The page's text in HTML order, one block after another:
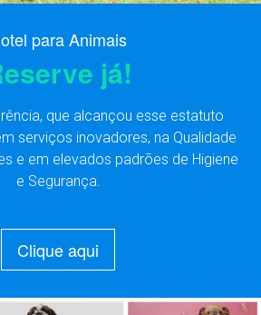
para Animais
já!
que alcançou esse estatuto
serviços inovadores, na Qualidade
e em elevados padrões de Higiene
e Segurança.
Clique aqui